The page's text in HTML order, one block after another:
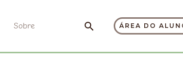
Sobre Pesquisar
ÁREA DO